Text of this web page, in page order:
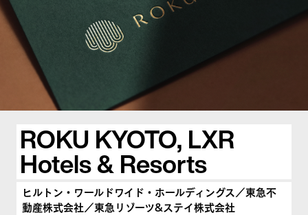
FuFuFu Lab
お問い合わせ
ROKU KYOTO, LXR
Hotels & Resorts
ヒルトン・ワールドワイド・ホールディングス／東急不
動産株式会社／東急リゾーツ&ステイ株式会社